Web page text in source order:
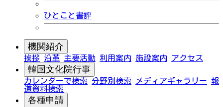
ひとこと書評
機関紹介
挨拶 沿革 主要活動 利用案内 施設案内 アクセス
韓国文化院行事
カレンダーで検索 分野別検索 メディアギャラリー 報
道資料検索
各種申請